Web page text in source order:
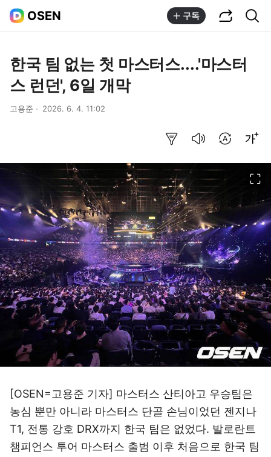
OSEN 구독
한국 팀 없는 첫 마스터스....'마스터
스 런던', 6일 개막
고용준 2026. 6. 4. 11:02
[OSEN=고용준 기자] 마스터스 산티아고 우승팀은
농심 뿐만 아니라 마스터스 단골 손님이었던 젠지나
T1, 전통 강호 DRX까지 한국 팀은 없었다. 발로란트
챔피언스 투어 마스터스 출범 이후 처음으로 한국 팀